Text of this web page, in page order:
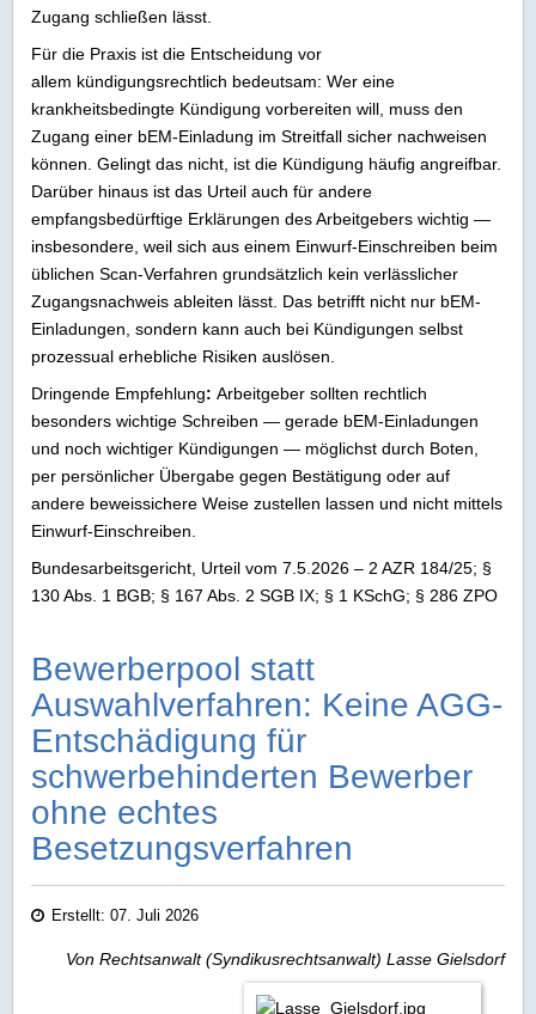
Zugang schließen lässt.
Für die Praxis ist die Entscheidung vor
allem kündigungsrechtlich bedeutsam: Wer eine
krankheitsbedingte Kündigung vorbereiten will, muss den
Zugang einer bEM-Einladung im Streitfall sicher nachweisen
können. Gelingt das nicht, ist die Kündigung häufig angreifbar.
Darüber hinaus ist das Urteil auch für andere
empfangsbedürftige Erklärungen des Arbeitgebers wichtig —
insbesondere, weil sich aus einem Einwurf-Einschreiben beim
üblichen Scan-Verfahren grundsätzlich kein verlässlicher
Zugangsnachweis ableiten lässt. Das betrifft nicht nur bEM-
Einladungen, sondern kann auch bei Kündigungen selbst
prozessual erhebliche Risiken auslösen.
Dringende Empfehlung: Arbeitgeber sollten rechtlich
besonders wichtige Schreiben — gerade bEM-Einladungen
und noch wichtiger Kündigungen — möglichst durch Boten,
per persönlicher Übergabe gegen Bestätigung oder auf
andere beweissichere Weise zustellen lassen und nicht mittels
Einwurf-Einschreiben.
Bundesarbeitsgericht, Urteil vom 7.5.2026 – 2 AZR 184/25; §
130 Abs. 1 BGB; § 167 Abs. 2 SGB IX; § 1 KSchG; § 286 ZPO
Bewerberpool statt
Auswahlverfahren: Keine AGG-
Entschädigung für
schwerbehinderten Bewerber
ohne echtes
Besetzungsverfahren
Erstellt: 07. Juli 2026
Von Rechtsanwalt (Syndikusrechtsanwalt) Lasse Gielsdorf